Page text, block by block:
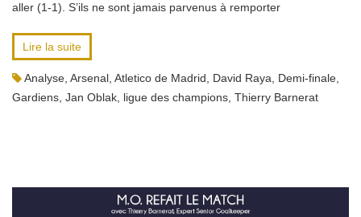
aller (1-1). S’ils ne sont jamais parvenus à remporter
Lire la suite
Analyse Arsenal Atletico de Madrid David Raya Demi-finale
Gardiens Jan Oblak ligue des champions Thierry Barnerat